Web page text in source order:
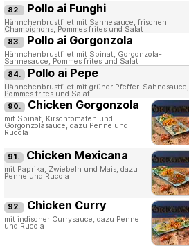
82. Pollo ai Funghi
Hähnchenbrustfilet mit Sahnesauce, frischen
Champignons, Pommes frites und Salat
83. Pollo ai Gorgonzola
Hähnchenbrustfilet mit Spinat, Gorgonzola-
Sahnesauce, Pommes frites und Salat
84. Pollo ai Pepe
Hähnchenbrustfilet mit grüner Pfeffer-Sahnesauce,
Pommes frites und Salat
90. Chicken Gorgonzola
mit Spinat, Kirschtomaten und
Gorgonzolasauce, dazu Penne und
Rucola
91. Chicken Mexicana
mit Paprika, Zwiebeln und Mais, dazu
Penne und Rucola
92. Chicken Curry
mit indischer Currysauce, dazu Penne
und Rucola